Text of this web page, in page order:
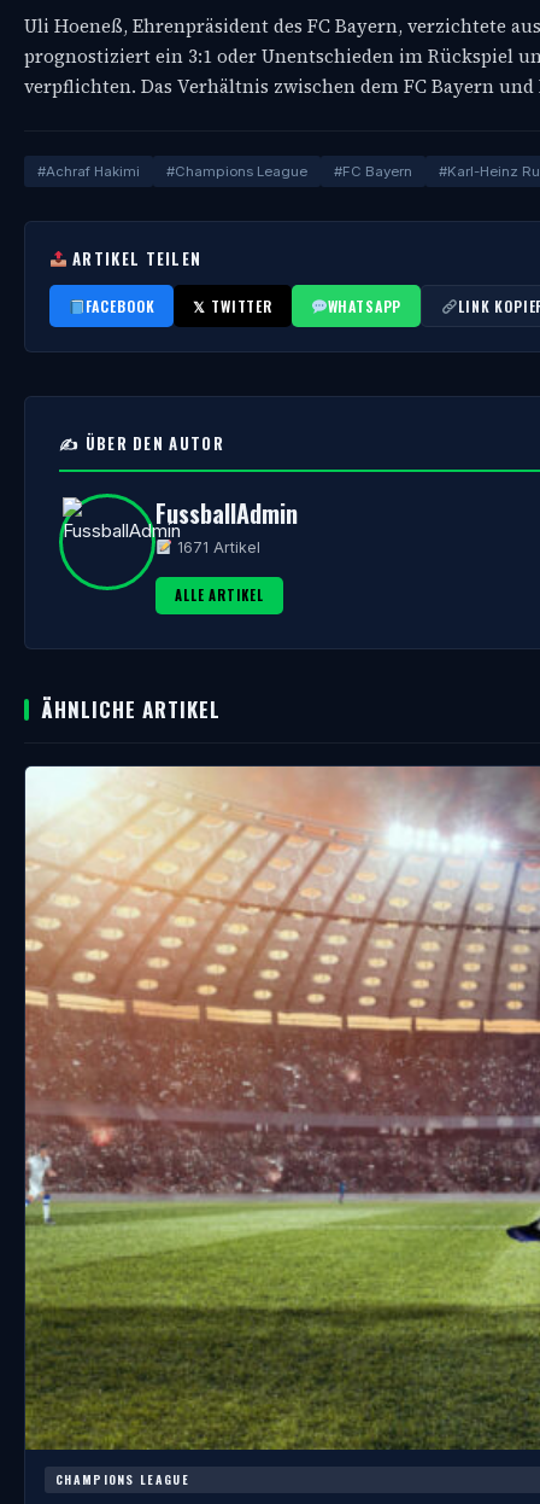
Uli Hoeneß, Ehrenpräsident des FC Bayern, verzichtete
prognostiziert ein 3:1 oder Unentschieden im Rückspiel
verpflichten. Das Verhältnis zwischen dem FC Bayern
#Achraf Hakimi #Champions League #FC Bayern #Karl-Heinz
ARTIKEL TEILEN
FACEBOOK 𝕏 TWITTER WHATSAPP LINK
✍️ ÜBER DEN AUTOR
FussballAdmin
1671 Artikel
ALLE ARTIKEL
ÄHNLICHE ARTIKEL
CHAMPIONS LEAGUE